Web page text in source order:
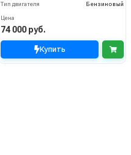
Тип двигателя
Бензиновый
Цена
74 000 руб.
Купить